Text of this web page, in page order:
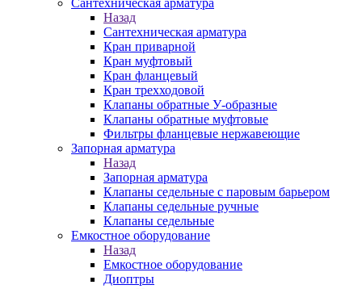
Сантехническая арматура
Назад
Сантехническая арматура
Кран приварной
Кран муфтовый
Кран фланцевый
Кран трехходовой
Клапаны обратные У-образные
Клапаны обратные муфтовые
Фильтры фланцевые нержавеющие
Запорная арматура
Назад
Запорная арматура
Клапаны седельные с паровым барьером
Клапаны седельные ручные
Клапаны седельные
Емкостное оборудование
Назад
Емкостное оборудование
Диоптры